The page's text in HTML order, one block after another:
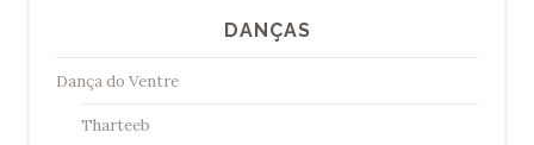
DANÇAS
Dança do Ventre
Tharteeb